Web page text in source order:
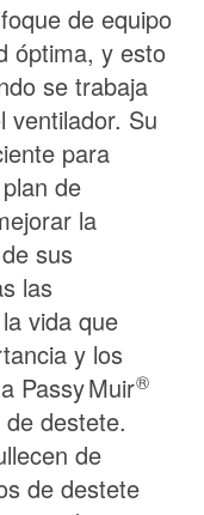
de equipo
óptima, y esto
se trabaja
ventilador. Su
para
de
la
sus
las
vida que
y los
Passy Muir®
destete.
de
de destete